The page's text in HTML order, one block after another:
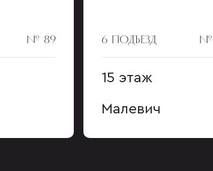
№ 89 6 ПОДЪЕЗД №
15 этаж
Малевич